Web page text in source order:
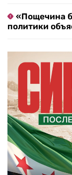
«Пощечина
политики